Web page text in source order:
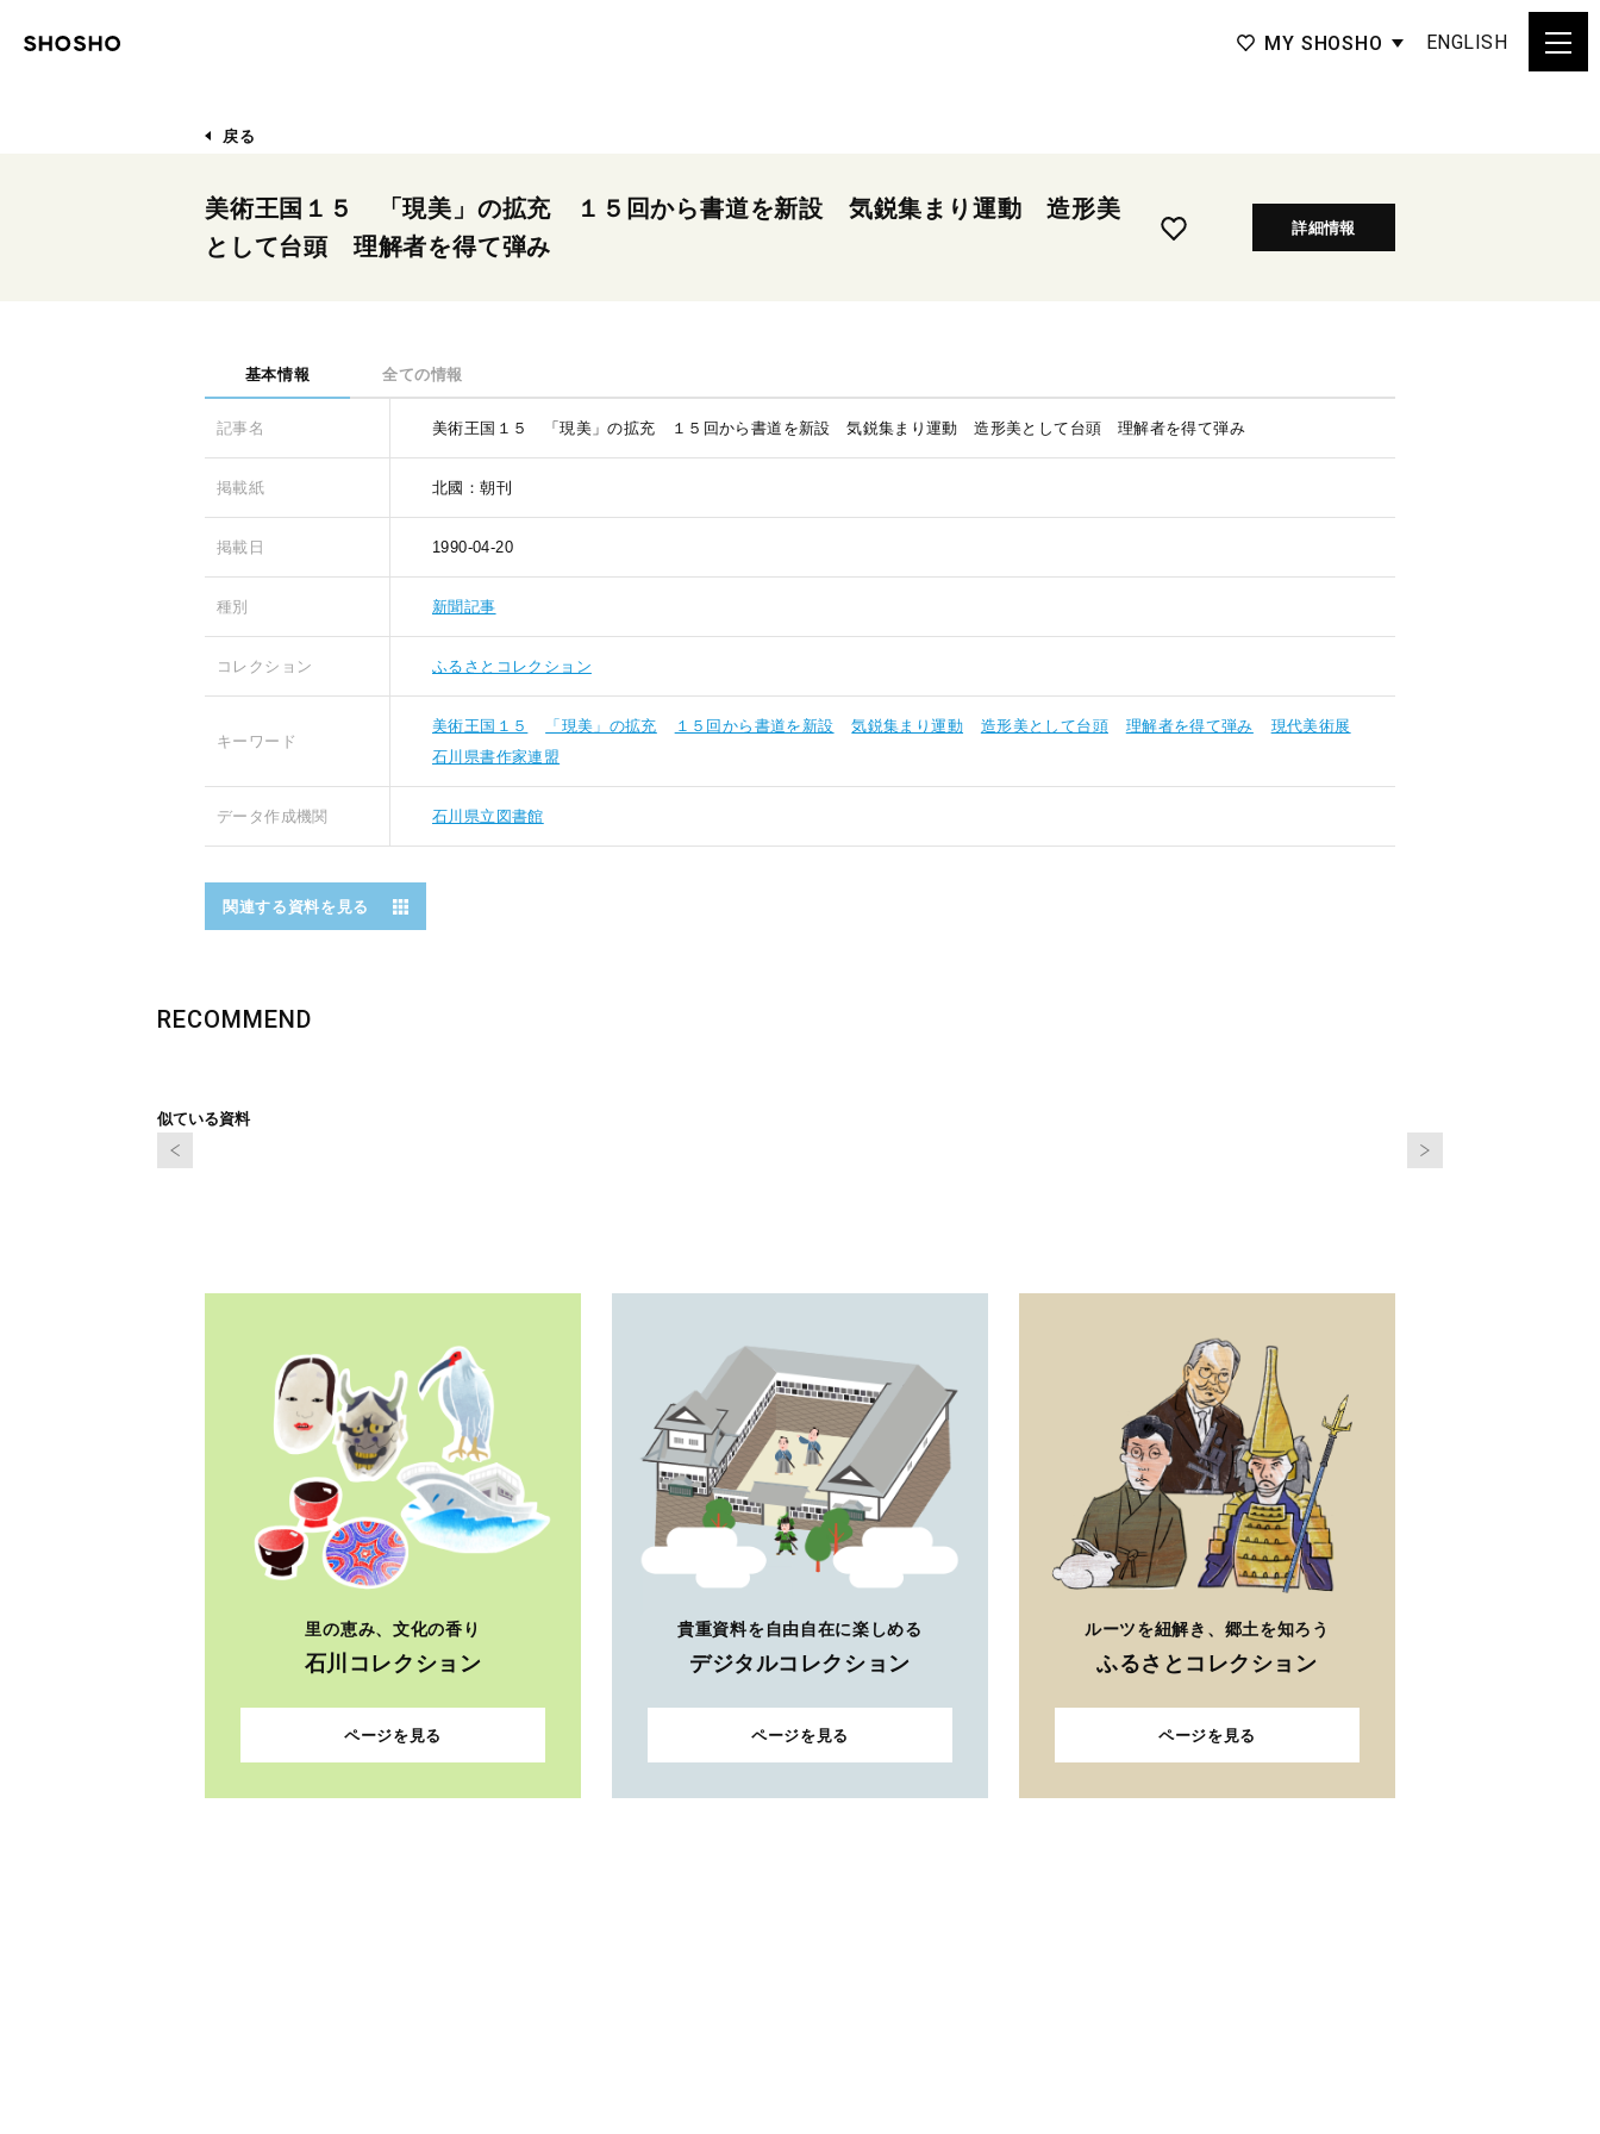
MY SHOSHO ENGLISH
戻る
美術王国１５ 「現美」の拡充 １５回から書道を新設 気鋭集まり運動 造形美
として台頭 理解者を得て弾み
詳細情報
基本情報 全ての情報
記事名 美術王国１５ 「現美」の拡充 １５回から書道を新設 気鋭集まり運動 造形美として台頭 理解者を得て弾み
掲載紙 北國：朝刊
掲載日 1990-04-20
種別 新聞記事
コレクション ふるさとコレクション
キーワード
美術王国１５ 「現美」の拡充 １５回から書道を新設 気鋭集まり運動 造形美として台頭 理解者を得て弾み
現代美術展
石川県書作家連盟
データ作成機関 石川県立図書館
関連する資料を見る
RECOMMEND
似ている資料
里の恵み、文化の香り
石川コレクション
ページを見る
貴重資料を自由自在に楽しめる
デジタルコレクション
ページを見る
ルーツを紐解き、郷土を知ろう
ふるさとコレクション
ページを見る